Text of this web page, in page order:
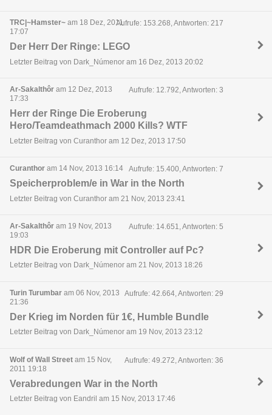
TRC|~Hamster~ am 18 Dez, 2011
17:07
Aufrufe: 153.268, Antworten: 217
Der Herr Der Ringe: LEGO
Letzter Beitrag von Dark_Númenor am 16 Dez, 2013 20:02
Ar-Sakalthôr am 12 Dez, 2013
17:33
Aufrufe: 12.792, Antworten: 3
Herr der Ringe Die Eroberung
Hero/Teamdeathmach 2000 Kills? WTF
Letzter Beitrag von Curanthor am 12 Dez, 2013 17:50
Curanthor am 14 Nov, 2013 16:14 Aufrufe: 15.400, Antworten: 7
Speicherproblem/e in War in the North
Letzter Beitrag von Curanthor am 21 Nov, 2013 23:41
Ar-Sakalthôr am 19 Nov, 2013
19:03
Aufrufe: 14.651, Antworten: 5
HDR Die Eroberung mit Controller auf Pc?
Letzter Beitrag von Dark_Númenor am 21 Nov, 2013 18:26
Turin Turumbar am 06 Nov, 2013
21:36
Aufrufe: 42.664, Antworten: 29
Der Krieg im Norden für 1€, Humble Bundle
Letzter Beitrag von Dark_Númenor am 19 Nov, 2013 23:12
Wolf of Wall Street am 15 Nov,
2011 19:18
Aufrufe: 49.272, Antworten: 36
Verabredungen War in the North
Letzter Beitrag von Eandril am 15 Nov, 2013 17:46